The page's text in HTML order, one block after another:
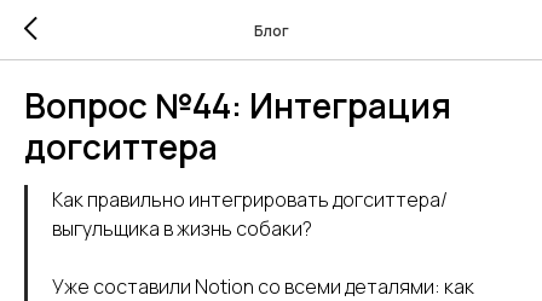
Блог
Вопрос №44: Интеграция
догситтера
Как правильно интегрировать догситтера/
выгульщика в жизнь собаки?
Уже составили Notion со всеми деталями: как